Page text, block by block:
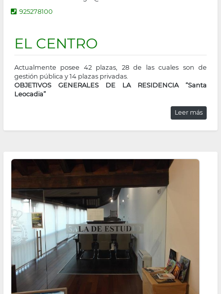
925278100
EL CENTRO
Actualmente posee 42 plazas, 28 de las cuales son de
gestión pública y 14 plazas privadas.
OBJETIVOS GENERALES DE LA RESIDENCIA “Santa
Leocadia”
Leer más